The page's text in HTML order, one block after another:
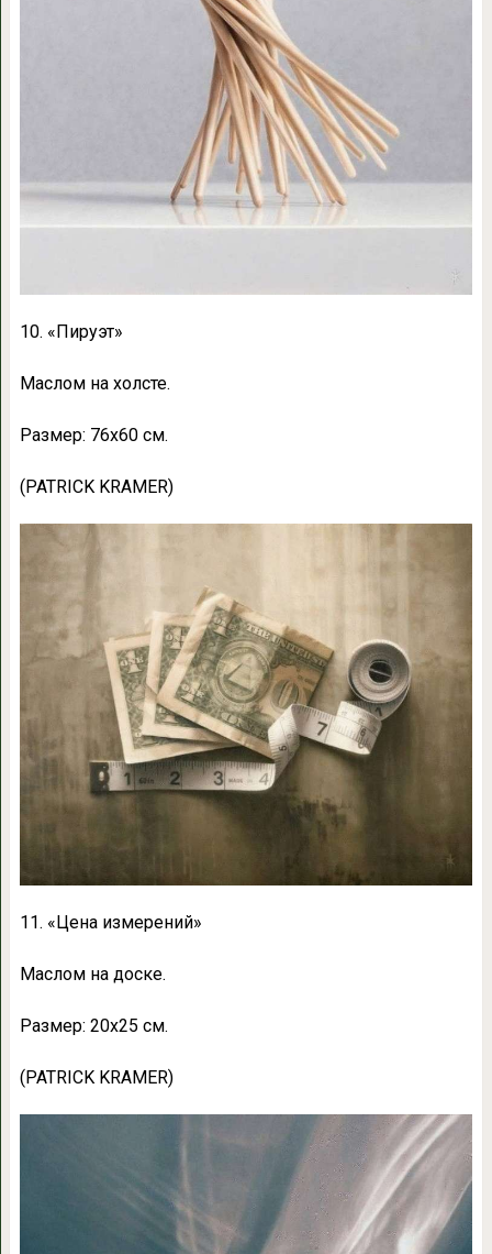
10. «Пируэт»
Маслом на холсте.
Размер: 76х60 см.
(PATRICK KRAMER)
11. «Цена измерений»
Маслом на доске.
Размер: 20х25 см.
(PATRICK KRAMER)